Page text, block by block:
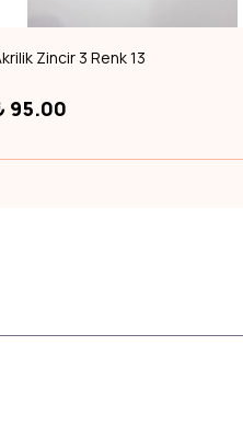
Zincir 3 Renk 13
95.00